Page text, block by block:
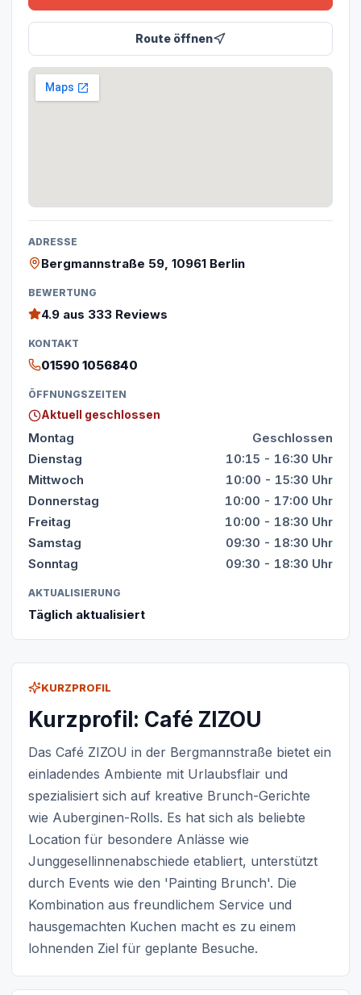
KURZPROFIL
Kurzprofil: Café ZIZOU
Das Café ZIZOU in der Bergmannstraße bietet ein
einladendes Ambiente mit Urlaubsflair und
spezialisiert sich auf kreative Brunch-Gerichte
wie Auberginen-Rolls. Es hat sich als beliebte
Location für besondere Anlässe wie
Junggesellinnenabschiede etabliert, unterstützt
durch Events wie den 'Painting Brunch'. Die
Kombination aus freundlichem Service und
hausgemachten Kuchen macht es zu einem
lohnenden Ziel für geplante Besuche.
Route öffnen
ADRESSE
Bergmannstraße 59, 10961 Berlin
BEWERTUNG
4.9 aus 333 Reviews
KONTAKT
01590 1056840
ÖFFNUNGSZEITEN
Aktuell geschlossen
Montag
Geschlossen
Dienstag
10:15 - 16:30 Uhr
Mittwoch
10:00 - 15:30 Uhr
Donnerstag
10:00 - 17:00 Uhr
Freitag
10:00 - 18:30 Uhr
Samstag
09:30 - 18:30 Uhr
Sonntag
09:30 - 18:30 Uhr
AKTUALISIERUNG
Täglich aktualisiert